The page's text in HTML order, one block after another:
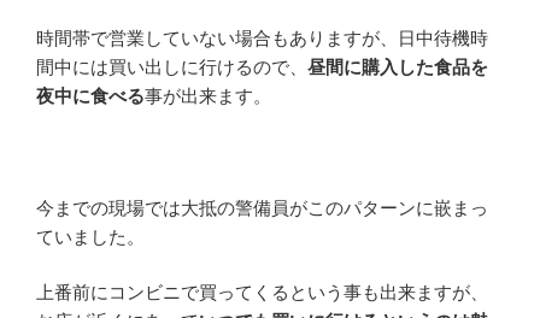
時間帯で営業していない場合もありますが、日中待機時
間中には買い出しに行けるので、 昼間に購入した食品を
夜中に食べる事が出来ます。
今までの現場では大抵の警備員がこのパターンに嵌まっ
ていました。
上番前にコンビニで買ってくるという事も出来ますが、